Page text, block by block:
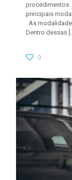
procedimentos.
principais
As
Dentro dessas
0